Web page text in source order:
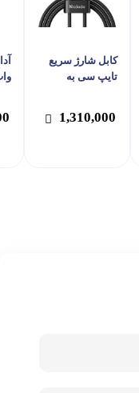
کابل شارژ سریع
تایپ سی به
Mcdodo CA-571
1,310,000